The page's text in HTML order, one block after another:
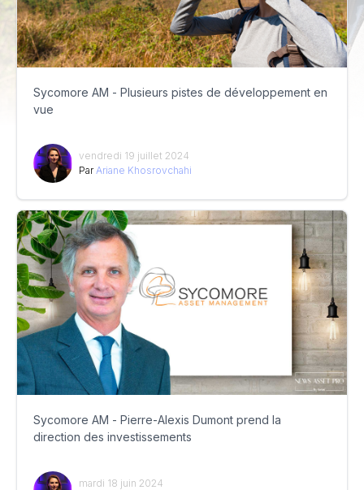
Sycomore AM - Plusieurs pistes de développement en
vue
vendredi 19 juillet 2024
Par Ariane Khosrovchahi
Sycomore AM - Pierre-Alexis Dumont prend la
direction des investissements
mardi 18 juin 2024